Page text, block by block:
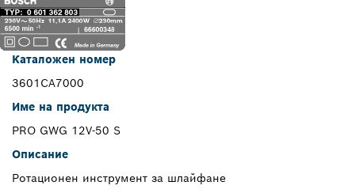
Каталожен номер
3601CA7000
Име на продукта
PRO GWG 12V-50 S
Описание
Ротационен инструмент за шлайфане